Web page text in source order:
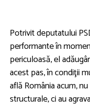
Potrivit deputatului
performante în
periculoasă, el
acest pas, în condiţii
află România acum,
structurale, ci au